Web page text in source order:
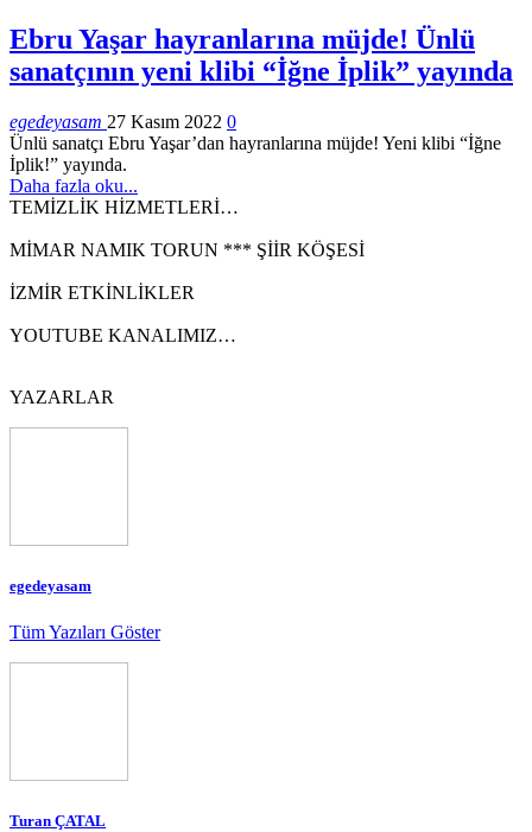
Ebru Yaşar hayranlarına müjde! Ünlü
sanatçının yeni klibi “İğne İplik” yayında
egedeyasam 27 Kasım 2022 0
Ünlü sanatçı Ebru Yaşar’dan hayranlarına müjde! Yeni klibi “İğne
İplik!” yayında.
Daha fazla oku...
TEMİZLİK HİZMETLERİ…
MİMAR NAMIK TORUN *** ŞİİR KÖŞESİ
İZMİR ETKİNLİKLER
YOUTUBE KANALIMIZ…
YAZARLAR
egedeyasam
Tüm Yazıları Göster
Turan ÇATAL